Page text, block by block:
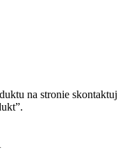
na stronie skontaktuj